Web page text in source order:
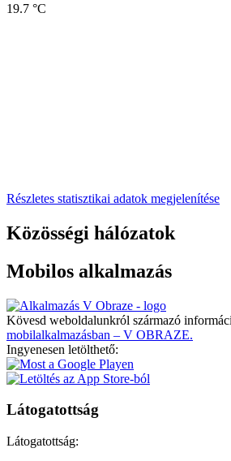
19.7 °C
Részletes statisztikai adatok megjelenítése
Közösségi hálózatok
Mobilos alkalmazás
Kövesd weboldalunkról származó
mobilalkalmazásban – V OBRAZE.
Ingyenesen letölthető:
Látogatottság
Látogatottság: